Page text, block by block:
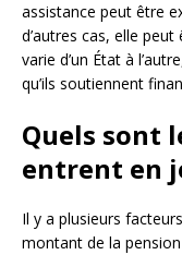
assistance peut être
d’autres cas, elle
varie d’un État à
qu’ils soutiennent
Quels sont
entrent en
Il y a plusieurs
montant de la